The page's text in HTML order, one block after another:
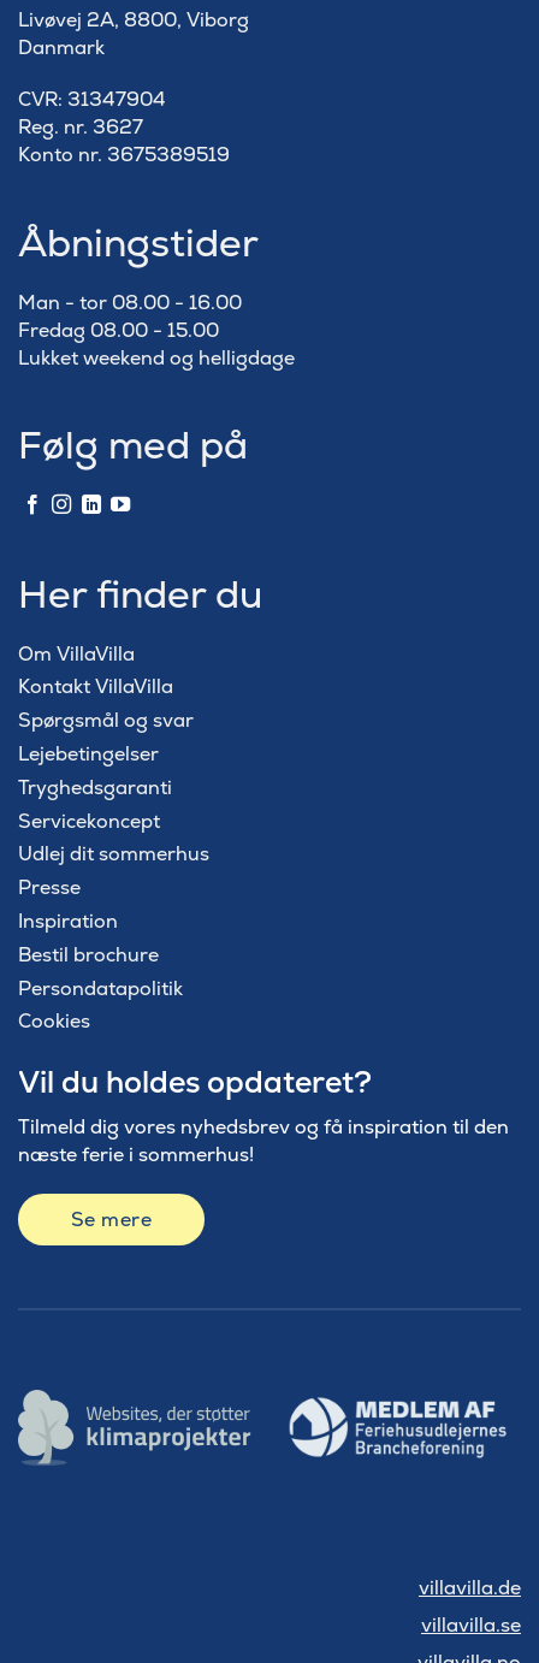
Livøvej 2A, 8800, Viborg
Danmark
​CVR: 31347904
Reg. nr. 3627
Konto nr. 3675389519
Åbningstider
Man - tor 08.00 - 16.00
Fredag 08.00 - 15.00
Lukket weekend og helligdage
Følg med på
Her finder du
Om VillaVilla
Kontakt VillaVilla
Spørgsmål og svar
Lejebetingelser
Tryghedsgaranti
Servicekoncept
Udlej dit sommerhus
Presse
Inspiration
Bestil brochure
Persondatapolitik
Cookies
Vil du holdes opdateret?
Tilmeld dig vores nyhedsbrev og få inspiration til den
næste ferie i sommerhus!
Se mere
villavilla.de
villavilla.se